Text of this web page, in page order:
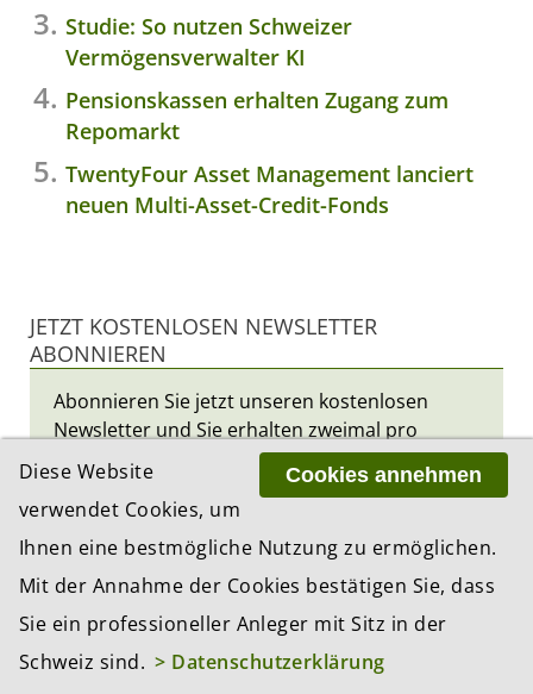
Studie: So nutzen Schweizer
Vermögensverwalter KI
Pensionskassen erhalten Zugang zum
Repomarkt
TwentyFour Asset Management lanciert
neuen Multi-Asset-Credit-Fonds
JETZT KOSTENLOSEN NEWSLETTER
ABONNIEREN
Abonnieren Sie jetzt unseren kostenlosen
Newsletter und Sie erhalten zweimal pro
Woche die neusten Anlagetrends per Email.
Vorname*
Nachname*
Cookies annehmen
Diese Website
verwendet Cookies, um
Ihnen eine bestmögliche Nutzung zu ermöglichen.
Mit der Annahme der Cookies bestätigen Sie, dass
Sie ein professioneller Anleger mit Sitz in der
Schweiz sind. > Datenschutzerklärung